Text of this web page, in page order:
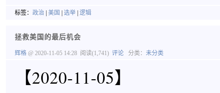
标签： 政治 美国 选举 逻辑
拯救美国的最后机会
辉格 @ 2020-11-05 14:28 阅读(1,741) 评论 分类： 未分类
【2020-11-05】